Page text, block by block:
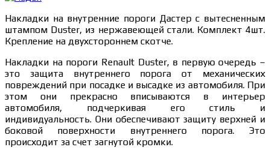
Накладки на внутренние пороги Дастер с вытесненным
штампом Duster, из нержавеющей стали. Комплект 4шт.
Крепление на двухстороннем скотче.
Накладки на пороги Renault Duster, в первую очередь –
это защита внутреннего порога от механических
повреждений при посадке и высадке из автомобиля. При
этом они прекрасно вписываются в интерьер
автомобиля, подчеркивая его стиль и
индивидуальность. Они обеспечивают защиту верхней и
боковой поверхности внутреннего порога. Это
происходит за счет загнутой кромки.